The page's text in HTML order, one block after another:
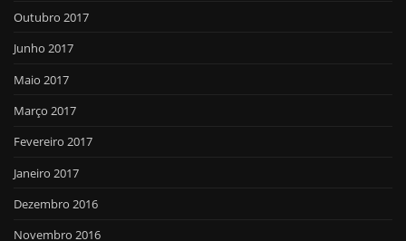
Outubro 2017
Junho 2017
Maio 2017
Março 2017
Fevereiro 2017
Janeiro 2017
Dezembro 2016
Novembro 2016